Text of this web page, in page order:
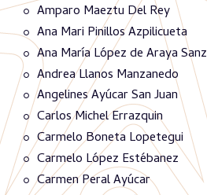
Amparo Maeztu Del Rey
Ana Mari Pinillos Azpilicueta
Ana María López de Araya Sanz
Andrea Llanos Manzanedo
Angelines Ayúcar San Juan
Carlos Michel Errazquin
Carmelo Boneta Lopetegui
Carmelo López Estébanez
Carmen Peral Ayúcar